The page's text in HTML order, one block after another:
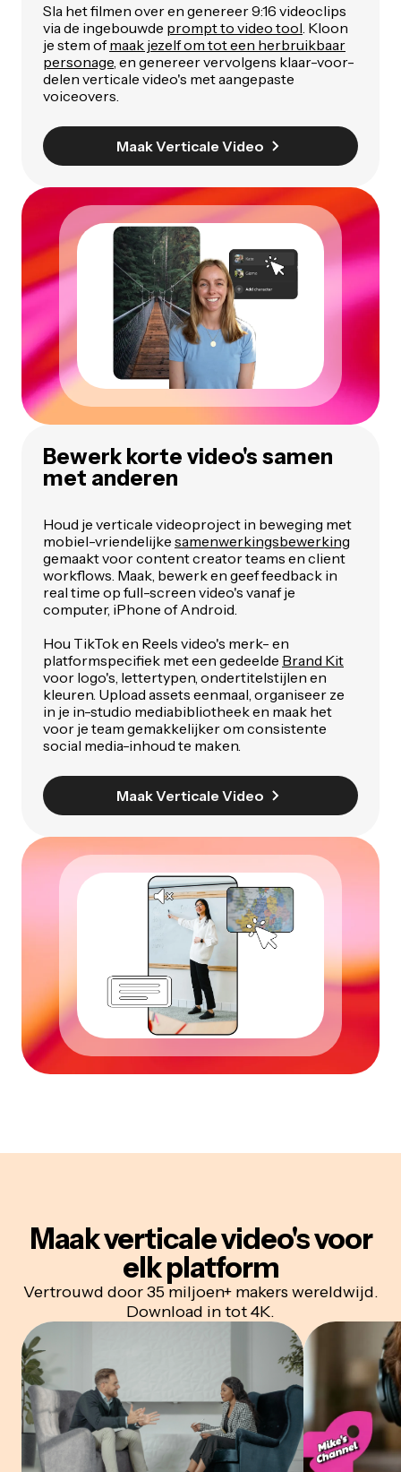
Sla het filmen over en genereer 9:16 videoclips
via de ingebouwde prompt to video tool . Kloon
je stem ofmaak jezelf om tot een herbruikbaar
personage , en genereer vervolgens klaar-voor-
delen verticale video's met aangepaste
voiceovers.
Maak Verticale Video
Bewerk korte video's samen
met anderen
Houd je verticale videoproject in beweging met
mobiel-vriendelijke samenwerkingsbewerking
gemaakt voor content creator teams en client
workflows. Maak, bewerk en geef feedback in
real time op full-screen video's vanaf je
computer, iPhone of Android.
Hou TikTok en Reels video's merk- en
platformspecifiek met een gedeelde Brand Kit
voor logo's, lettertypen, ondertitelstijlen en
kleuren. Upload assets eenmaal, organiseer ze
in je in-studio mediabibliotheek en maak het
voor je team gemakkelijker om consistente
social media-inhoud te maken.
Maak Verticale Video
Maak verticale video's voor
elk platform
Vertrouwd door 35 miljoen+ makers wereldwijd.
Download in tot 4K.